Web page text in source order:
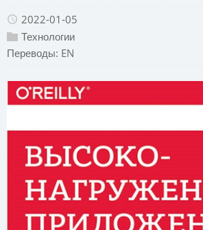
2022-01-05
Технологии
Переводы: EN